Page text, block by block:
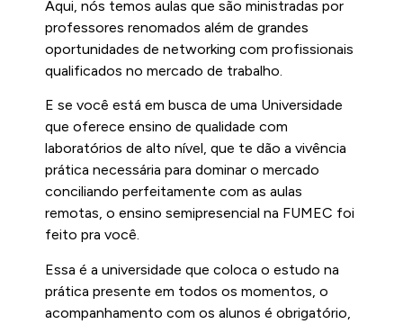
Aqui, nós temos aulas que são ministradas por
professores renomados além de grandes
oportunidades de networking com profissionais
qualificados no mercado de trabalho.
E se você está em busca de uma Universidade
que oferece ensino de qualidade com
laboratórios de alto nível, que te dão a vivência
prática necessária para dominar o mercado
conciliando perfeitamente com as aulas
remotas, o ensino semipresencial na FUMEC foi
feito pra você.
Essa é a universidade que coloca o estudo na
prática presente em todos os momentos, o
acompanhamento com os alunos é obrigatório,